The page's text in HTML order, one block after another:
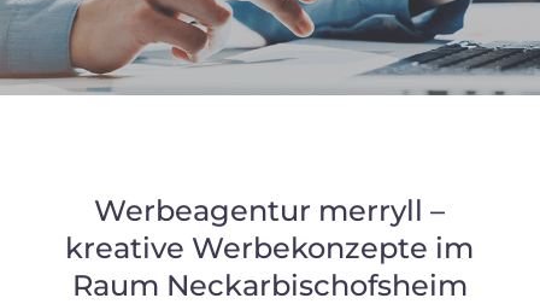
Werbeagentur merryll –
kreative Werbekonzepte im
Raum Neckarbischofsheim